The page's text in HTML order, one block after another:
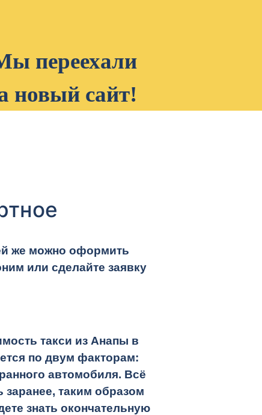
переехали
новый сайт!
же можно оформить
или сделайте заявку
такси из Анапы в
по двум факторам:
автомобиля. Всё
заранее, таким образом
знать окончательную